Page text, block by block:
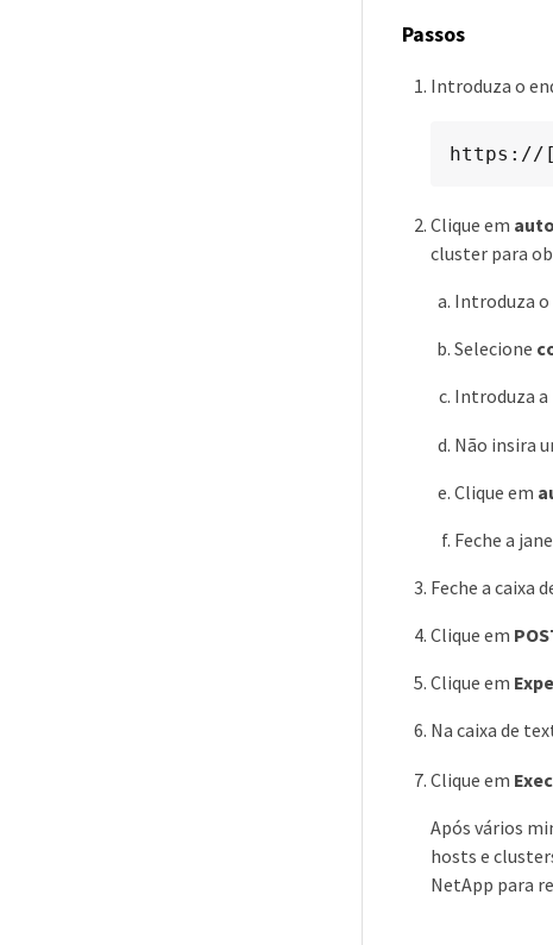
Passos
Introduza o
https://
Clique em
cluster para
Introduza o
Selecione
Introduza a
Não insira
Clique em
Feche a
Feche a caixa
Clique em
Clique em
Na caixa de
Clique em
Após vários
hosts e
NetApp para